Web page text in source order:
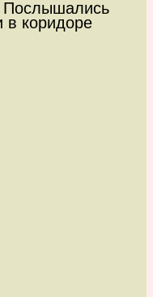
Послышались
в коридоре